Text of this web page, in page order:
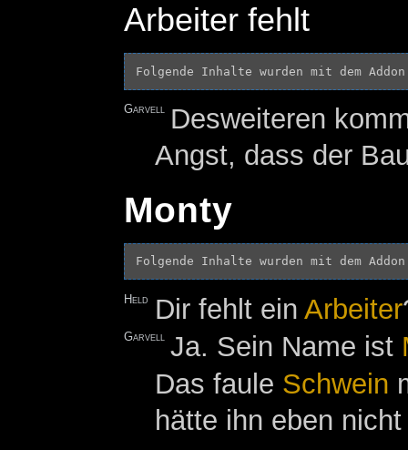
Arbeiter fehlt
Folgende Inhalte wurden mit dem
Garvell Desweiteren
Angst, dass der
Monty
Folgende Inhalte wurden mit dem
Held Dir fehlt einArbeiter
Garvell Ja. Sein Name ist
Das faule Schwein
hätte ihn eben